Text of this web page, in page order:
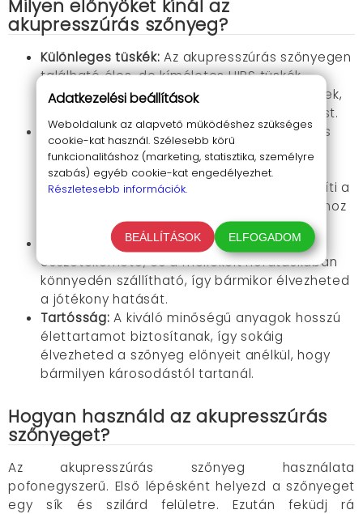
Milyen előnyöket kínál az
akupresszúrás szőnyeg?
Különleges tüskék: Az akupresszúrás szőnyegen
található éles, de kíméletes HIPS tüskék
összesen 13 743 nyomásponttal rendelkeznek,
serkentve a vérkeringést és a nyirokáramlást.
Számtalan jótékony hatás:Az akupresszúrás
szőnyeg enyhíti a hát-, nyak-, és ízületi
fájdalmakat, javítja a keringést és az
emésztést, növeli az energiaszintet, elősegíti a
relaxációt, valamint hozzájárul a jobb alváshoz
és csökkenti az izomfeszültséget.
Hordozhatóság:A szőnyeg praktikus,
összetekerhető, és a mellékelt hordtáskában
könnyedén szállítható, így bármikor élvezheted
a jótékony hatását.
Tartósság: A kiváló minőségű anyagok hosszú
élettartamot biztosítanak, így sokáig
élvezheted a szőnyeg előnyeit anélkül, hogy
bármilyen károsodástól tartanál.
Hogyan használd az akupresszúrás
szőnyeget?
Az akupresszúrás szőnyeg használata
pofonegyszerű. Első lépésként helyezd a szőnyeget
egy sík és szilárd felületre. Ezután feküdj rá
Adatkezelési beállítások
Weboldalunk az alapvető működéshez szükséges
cookie-kat használ. Szélesebb körű
funkcionalitáshoz (marketing, statisztika, személyre
szabás) egyéb cookie-kat engedélyezhet.
Részletesebb információk.
BEÁLLÍTÁSOK ELFOGADOM